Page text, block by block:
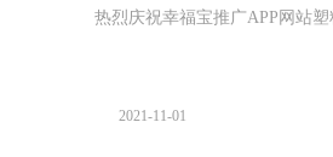
热烈庆祝幸福宝推广APP网站塑
2021-11-01